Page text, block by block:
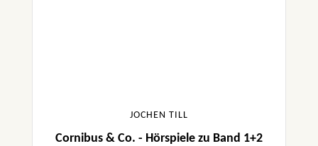
JOCHEN TILL
Cornibus & Co. - Hörspiele zu Band 1+2